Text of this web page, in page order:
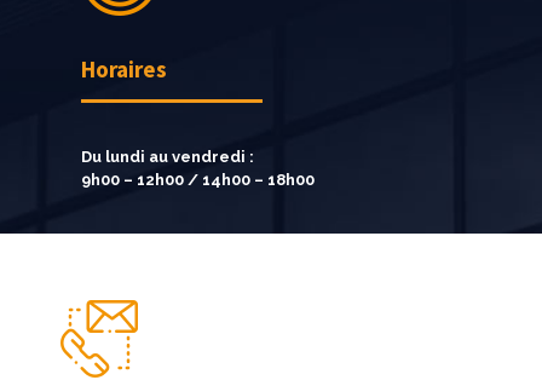
Horaires
Du lundi au vendredi :
9h00 – 12h00 / 14h00 – 18h00